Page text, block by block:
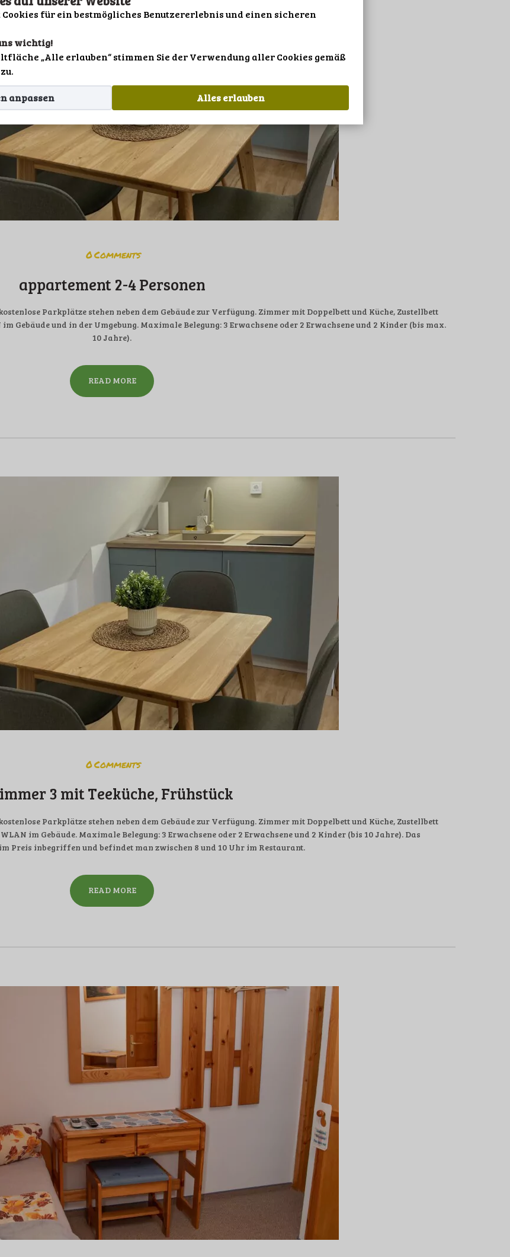
für ein bestmögliches Benutzererlebnis und einen sicheren
wichtig!
„Alle erlauben“ stimmen Sie der Verwendung aller Cookies gemäß
zu.
Alles erlauben
anpassen
DATENSCHUTZ
0Comments
appartement 2-4 Personen
Parkplätze stehen neben dem Gebäude zur Verfügung. Zimmer mit Doppelbett und Küche, Zustellbett
Gebäude und in der Umgebung. Maximale Belegung: 3 Erwachsene oder 2 Erwachsene und 2 Kinder (bis max.
10 Jahre).
READ MORE
0Comments
3 mit Teeküche, Frühstück
Parkplätze stehen neben dem Gebäude zur Verfügung. Zimmer mit Doppelbett und Küche, Zustellbett
im Gebäude. Maximale Belegung: 3 Erwachsene oder 2 Erwachsene und 2 Kinder (bis 10 Jahre). Das
Preis inbegriffen und befindet man zwischen 8 und 10 Uhr im Restaurant.
READ MORE